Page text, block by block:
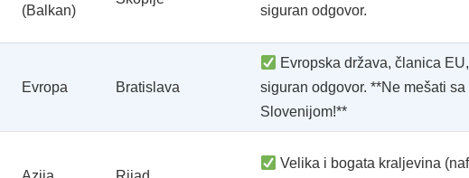
(Balkan)
siguran odgovor.
Evropa Bratislava
Evropska država, članica EU,
siguran odgovor. **Ne mešati sa
Slovenijom!**
Velika i bogata kraljevina